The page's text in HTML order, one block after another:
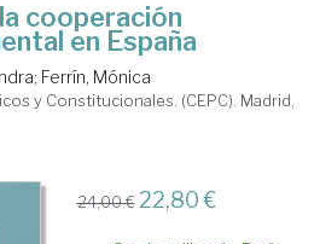
cooperación
en España
; Ferrín, Mónica
y Constitucionales. (CEPC). Madrid,
24,00 € 22,80 €